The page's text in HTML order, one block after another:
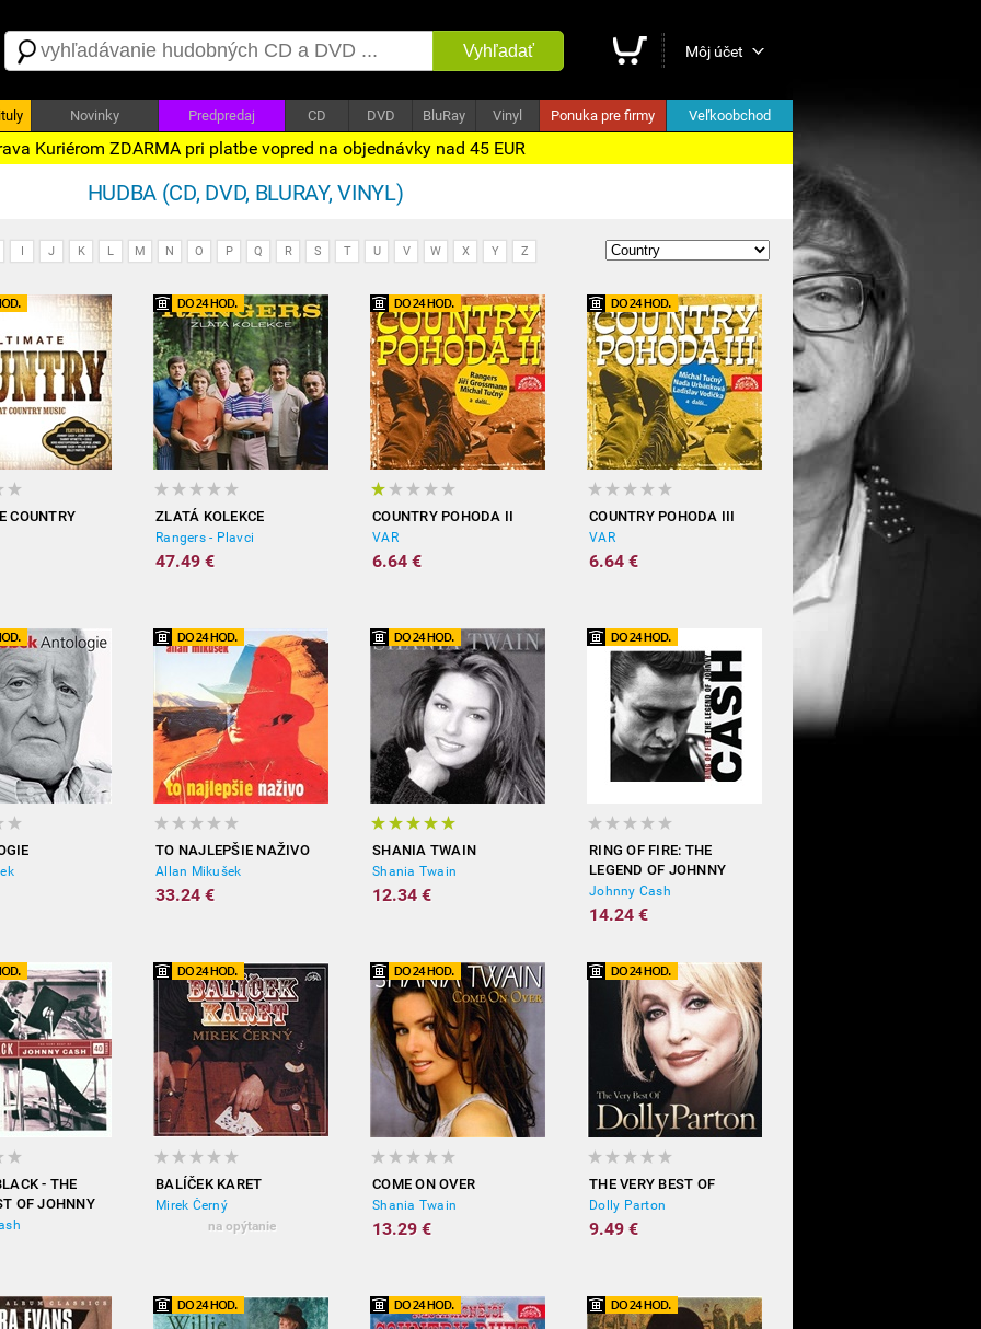
Vyhľadať Môj účet
Novinky Predpredaj CD DVD BluRay Vinyl Ponuka pre firmy Veľkoobchod
Kuriérom ZDARMA pri platbe vopred na objednávky nad 45 EUR
HUDBA (CD, DVD, BLURAY, VINYL)
I J K L M N O P Q R S T U V W X Y Z
COUNTRY ZLATÁ KOLEKCE
Rangers - Plavci
47.49 €
COUNTRY POHODA II
VAR
6.64 €
COUNTRY POHODA III
VAR
6.64 €
TO NAJLEPŠIE NAŽIVO
Allan Mikušek
33.24 €
SHANIA TWAIN
Shania Twain
12.34 €
RING OF FIRE: THE
LEGEND OF JOHNNY
CASH
Johnny Cash
14.24 €
- THE
OF JOHNNY
BALÍČEK KARET
Mirek Černý
na opýtanie
COME ON OVER
Shania Twain
13.29 €
THE VERY BEST OF
Dolly Parton
9.49 €